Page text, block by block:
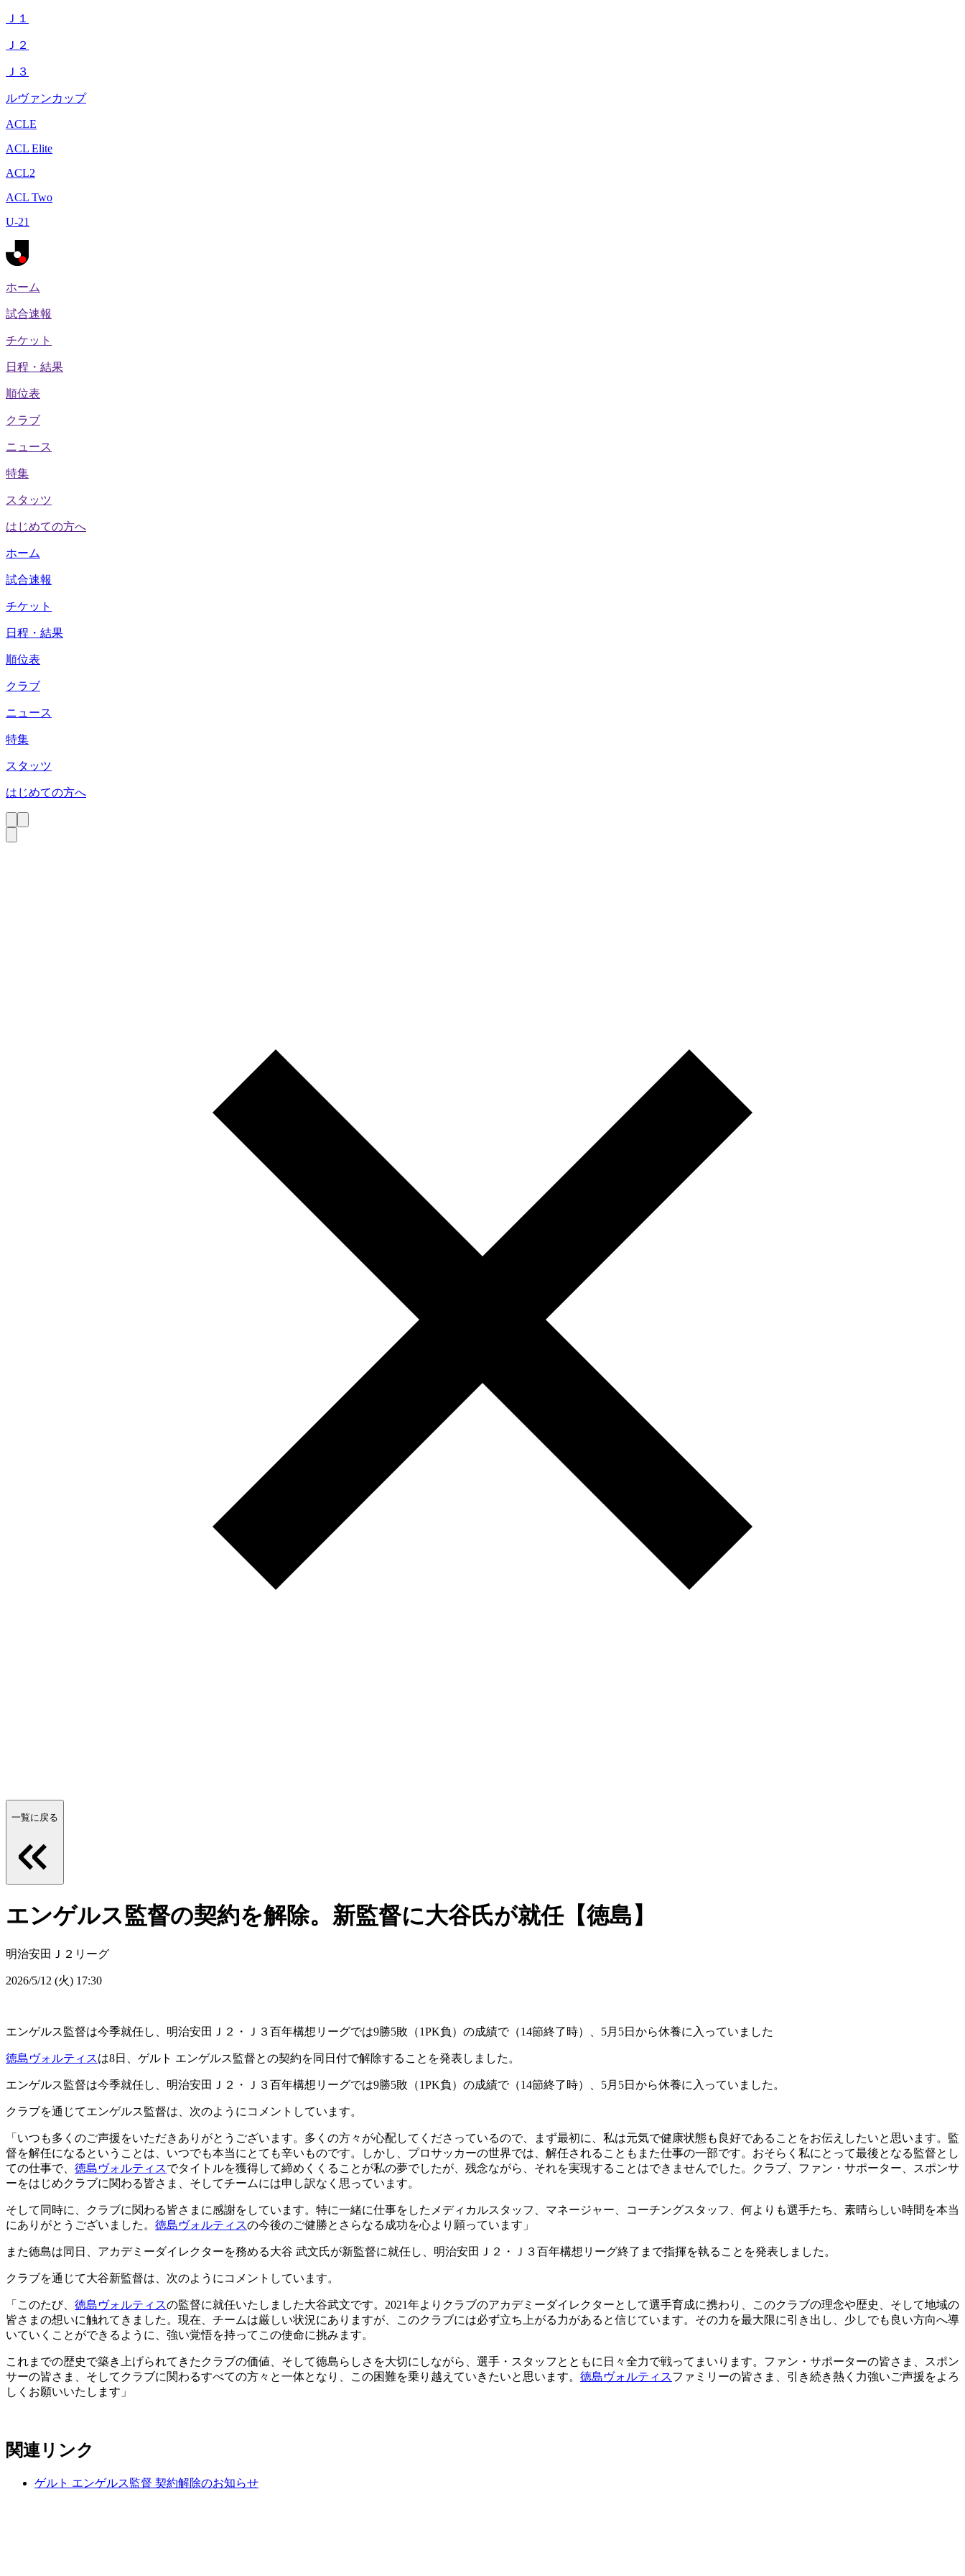
Ｊ１
Ｊ２
Ｊ３
ルヴァンカップ
ACLE
ACL Elite
ACL2
ACL Two
U-21
ホーム
試合速報
チケット
日程・結果
順位表
クラブ
ニュース
特集
スタッツ
はじめての方へ
ホーム
試合速報
チケット
日程・結果
順位表
クラブ
ニュース
特集
スタッツ
はじめての方へ
一覧に戻る
エンゲルス監督の契約を解除。新監督に大谷氏が就任【徳島】
明治安田Ｊ２リーグ
2026/5/12 (火) 17:30
エンゲルス監督は今季就任し、明治安田Ｊ２・Ｊ３百年構想リーグでは9勝5敗（1PK負）の成績で（14節終了時）、5月5日から休養に入っていました
徳島ヴォルティスは8日、ゲルト エンゲルス監督との契約を同日付で解除することを発表しました。
エンゲルス監督は今季就任し、明治安田Ｊ２・Ｊ３百年構想リーグでは9勝5敗（1PK負）の成績で（14節終了時）、5月5日から休養に入っていました。
クラブを通じてエンゲルス監督は、次のようにコメントしています。
「いつも多くのご声援をいただきありがとうございます。多くの方々が心配してくださっているので、まず最初に、私は元気で健康状態も良好であることをお伝えしたいと思います。監
督を解任になるということは、いつでも本当にとても辛いものです。しかし、プロサッカーの世界では、解任されることもまた仕事の一部です。おそらく私にとって最後となる監督とし
ての仕事で、 徳島ヴォルティスでタイトルを獲得して締めくくることが私の夢でしたが、残念ながら、それを実現することはできませんでした。クラブ、ファン・サポーター、スポンサ
ーをはじめクラブに関わる皆さま、そしてチームには申し訳なく思っています。
そして同時に、クラブに関わる皆さまに感謝をしています。特に一緒に仕事をしたメディカルスタッフ、マネージャー、コーチングスタッフ、何よりも選手たち、素晴らしい時間を本当
にありがとうございました。 徳島ヴォルティスの今後のご健勝とさらなる成功を心より願っています」
また徳島は同日、アカデミーダイレクターを務める大谷 武文氏が新監督に就任し、明治安田Ｊ２・Ｊ３百年構想リーグ終了まで指揮を執ることを発表しました。
クラブを通じて大谷新監督は、次のようにコメントしています。
「このたび、 徳島ヴォルティスの監督に就任いたしました大谷武文です。2021年よりクラブのアカデミーダイレクターとして選手育成に携わり、このクラブの理念や歴史、そして地域の
皆さまの想いに触れてきました。現在、チームは厳しい状況にありますが、このクラブには必ず立ち上がる力があると信じています。その力を最大限に引き出し、少しでも良い方向へ導
いていくことができるように、強い覚悟を持ってこの使命に挑みます。
これまでの歴史で築き上げられてきたクラブの価値、そして徳島らしさを大切にしながら、選手・スタッフとともに日々全力で戦ってまいります。ファン・サポーターの皆さま、スポン
サーの皆さま、そしてクラブに関わるすべての方々と一体となり、この困難を乗り越えていきたいと思います。 徳島ヴォルティスファミリーの皆さま、引き続き熱く力強いご声援をよろ
しくお願いいたします」
関連リンク
ゲルト エンゲルス監督 契約解除のお知らせ